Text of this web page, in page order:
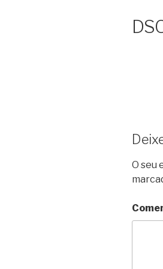
O seu